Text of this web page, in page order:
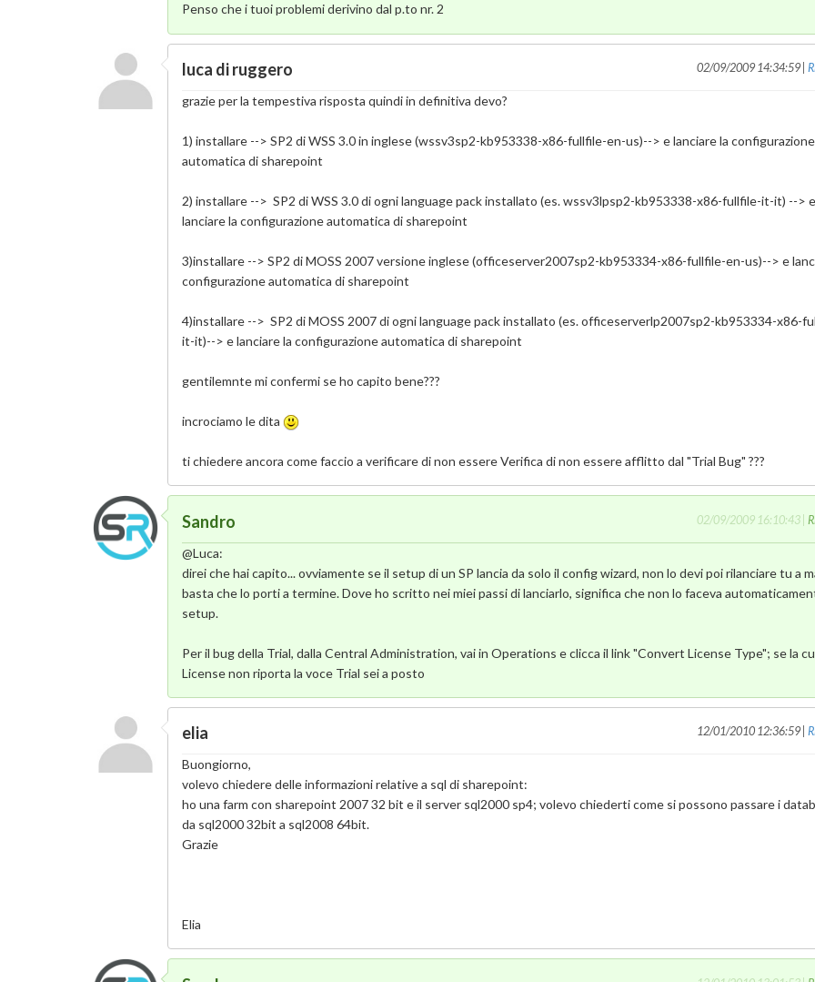
Penso che i tuoi problemi derivino dal p.to nr. 2
luca di ruggero 02/09/2009 14:34:59 |
grazie per la tempestiva risposta quindi in definitiva devo?
1) installare --> SP2 di WSS 3.0 in inglese (wssv3sp2-kb953338-x86-fullfile-en-us)--> e lanciare la configurazione
automatica di sharepoint
2) installare --> SP2 di WSS 3.0 di ogni language pack installato (es. wssv3lpsp2-kb953338-x86-fullfile-it-it) --> e
lanciare la configurazione automatica di sharepoint
3)installare --> SP2 di MOSS 2007 versione inglese (officeserver2007sp2-kb953334-x86-fullfile-en-us)--> e
configurazione automatica di sharepoint
4)installare --> SP2 di MOSS 2007 di ogni language pack installato (es. officeserverlp2007sp2-kb953334-x86-
it-it)--> e lanciare la configurazione automatica di sharepoint
gentilemnte mi confermi se ho capito bene???
incrociamo le dita
ti chiedere ancora come faccio a verificare di non essere Verifica di non essere afflitto dal "Trial Bug" ???
Sandro 02/09/2009 16:10:43 |
@Luca:
direi che hai capito... ovviamente se il setup di un SP lancia da solo il config wizard, non lo devi poi rilanciare tu a
basta che lo porti a termine. Dove ho scritto nei miei passi di lanciarlo, significa che non lo faceva
setup.
Per il bug della Trial, dalla Central Administration, vai in Operations e clicca il link "Convert License Type"; se la
License non riporta la voce Trial sei a posto
elia 12/01/2010 12:36:59 |
Buongiorno,
volevo chiedere delle informazioni relative a sql di sharepoint:
ho una farm con sharepoint 2007 32 bit e il server sql2000 sp4; volevo chiederti come si possono passare i
da sql2000 32bit a sql2008 64bit.
Grazie
Elia